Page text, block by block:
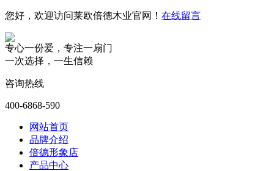
您好，欢迎访问莱欧倍德木业官网！ 在线留言
专心一份爱，专注一扇门
一次选择，一生信赖
咨询热线
400-6868-590
网站首页
品牌介绍
倍德形象店
产品中心